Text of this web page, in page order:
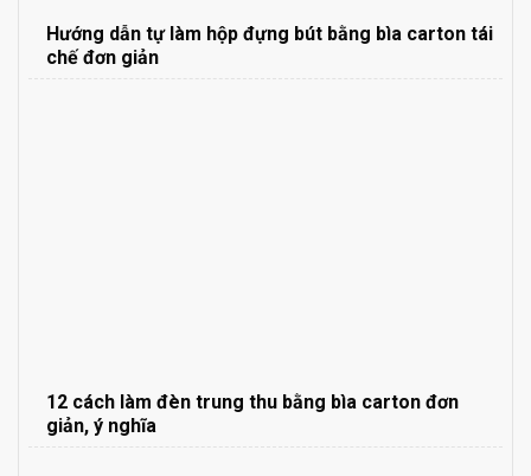
Hướng dẫn tự làm hộp đựng bút bằng bìa carton tái
chế đơn giản
12 cách làm đèn trung thu bằng bìa carton đơn
giản, ý nghĩa